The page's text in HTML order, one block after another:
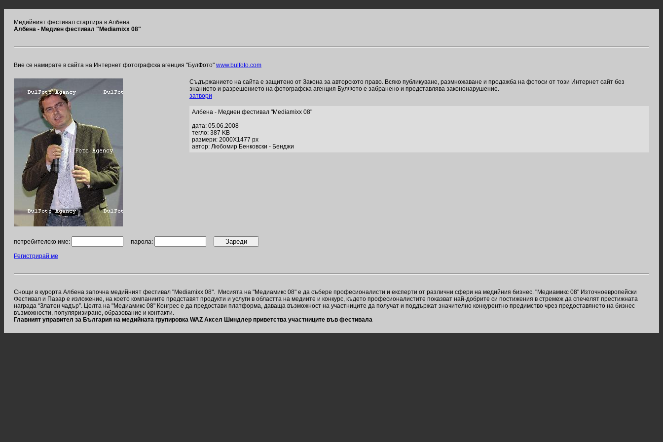
Медийният фестивал стартира в Албена
Албена - Медиен фестивал "Mediamixx 08"
Вие се намирате в сайта на Интернет фотографска агенция "БулФото" www.bulfoto.com
Съдържанието на сайта е защитено от Закона за авторското право. Всяко публикуване, размножаване и продажба на фотоси от този Интернет сайт без
знанието и разрешението на фотографска агенция БулФото е забранено и представлява закононарушение.
затвори
Албена - Медиен фестивал "Mediamixx 08"
дата: 05.06.2008
тегло: 387 KB
размери: 2000X1477 px
автор: Любомир Бенковски - Бенджи
потребителско име: парола:
Регистрирай ме
Снощи в курорта Албена започна медийният фестивал "Mediamixx 08". Мисията на "Медиамикс 08" е да събере професионалисти и експерти от различни сфери на медийния бизнес. "Медиамикс 08" Източноевропейски
Фестивал и Пазар е изложение, на което компаниите представят продукти и услуги в областта на медиите и конкурс, където професионалистите показват най-добрите си постижения в стремеж да спечелят престижната
награда “Златeн чадър”. Целта на "Медиамикс 08" Конгрес е да предостави платформа, даваща възможност на участниците да получат и поддържат значително конкурентно предимство чрез предоставянето на бизнес
възможности, популяризиране, образование и контакти.
Главният управител за България на медийната групировка WAZ Аксел Шиндлер приветства участниците във фестивала